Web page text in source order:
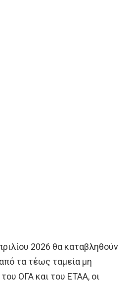
2026 θα καταβληθούν
τα τέως ταμεία μη
ΟΓΑ και του ΕΤΑΑ, οι